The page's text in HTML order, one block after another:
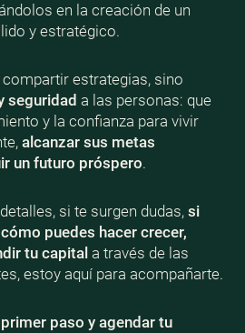
en la creación de un
y estratégico.
estrategias, sino
seguridad a las personas: que
y la confianza para vivir
alcanzar sus metas
un futuro próspero.
si te surgen dudas, si
puedes hacer crecer,
tu capitala través de las
estoy aquí para acompañarte.
paso y agendar tu